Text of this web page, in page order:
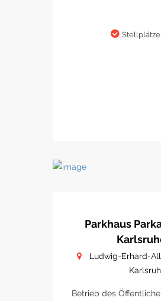
Parkhaus
Ludwig-Erhard-
Betrieb des